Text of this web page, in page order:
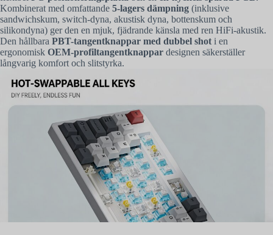
Kombinerat med omfattande 5-lagers dämpning (inklusive
sandwichskum, switch-dyna, akustisk dyna, bottenskum och
silikondyna) ger den en mjuk, fjädrande känsla med ren HiFi-akustik.
Den hållbara PBT-tangentknappar med dubbel shot i en
ergonomisk OEM-profiltangentknappar designen säkerställer
långvarig komfort och slitstyrka.